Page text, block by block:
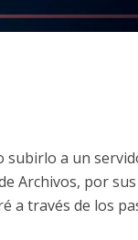
subirlo a un
Archivos, por
a través de los